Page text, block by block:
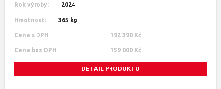
Rok výroby: 2024
Hmotnost: 365 kg
Cena s DPH 192 390 Kč
Cena bez DPH 159 000 Kč
DETAIL PRODUKTU